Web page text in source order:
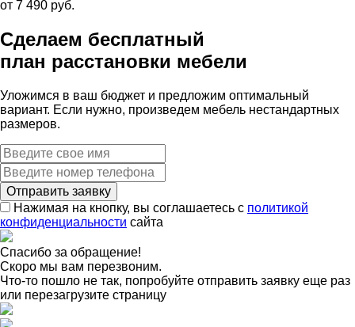
от 7 490 руб.
Сделаем бесплатный
план расстановки мебели
Уложимся в ваш бюджет и предложим оптимальный
вариант. Если нужно, произведем мебель нестандартных
размеров.
Нажимая на кнопку, вы соглашаетесь с политикой
конфиденциальности сайта
Спасибо за обращение!
Скоро мы вам перезвоним.
Что-то пошло не так, попробуйте отправить заявку еще раз
или перезагрузите страницу